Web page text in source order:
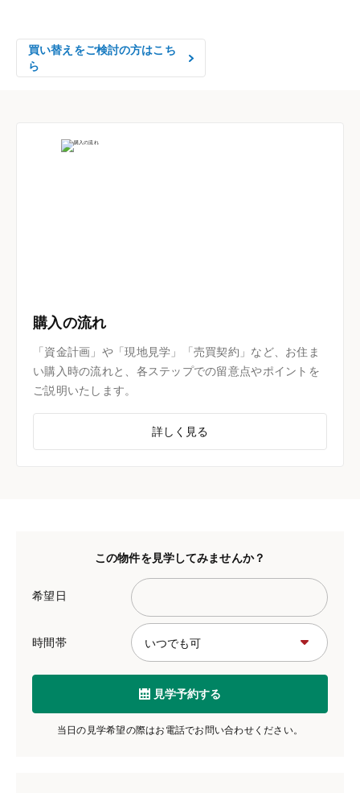
買い替えをご検討の方はこち
ら
購入の流れ
「資金計画」や「現地見学」「売買契約」など、お住ま
い購入時の流れと、各ステップでの留意点やポイントを
ご説明いたします。
詳しく見る
この物件を見学してみませんか？
希望日
時間帯
見学予約する
当日の見学希望の際はお電話でお問い合わせください。